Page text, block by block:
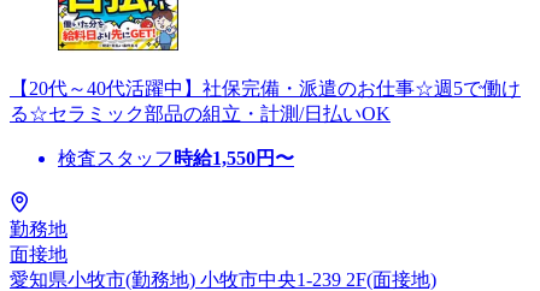
【20代～40代活躍中】社保完備・派遣のお仕事☆週5で働け
る☆セラミック部品の組立・計測/日払いOK
検査スタッフ 時給1,550円〜
勤務地
面接地
愛知県小牧市(勤務地) 小牧市中央1-239 2F(面接地)